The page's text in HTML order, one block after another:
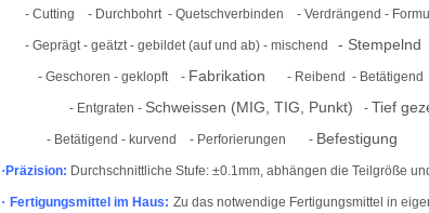
- Cutting - Durchbohrt - Quetschverbinden - Verdrängend -
- Geprägt - geätzt - gebildet (auf und ab) - mischend - Stempelnd
- Geschoren - geklopft - Fabrikation - Reibend - Betätigend
- Entgraten - Schweissen (MIG, TIG, Punkt) - Tief
- Betätigend - kurvend - Perforierungen - Befestigung
· Präzision: Durchschnittliche Stufe: ±0.1mm, abhängen die Teilgröße
· Fertigungsmittel im Haus: Zu das notwendige Fertigungsmittel in